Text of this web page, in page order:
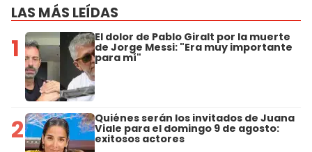
LAS MÁS LEÍDAS
1 El dolor de Pablo Giralt por la muerte
de Jorge Messi: "Era muy importante
para mí"
2 Quiénes serán los invitados de Juana
Viale para el domingo 9 de agosto:
exitosos actores